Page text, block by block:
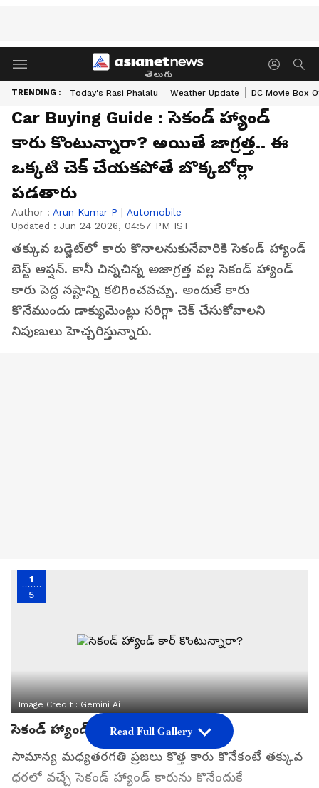
తెలుగు
TRENDING : Today's Rasi Phalalu Weather Update DC Movie Box
Car Buying Guide : సెకండ్ హ్యాండ్
కారు కొంటున్నారా? అయితే జాగ్రత్త.. ఈ
ఒక్కటి చెక్ చేయకపోతే బొక్కబోర్లా
పడతారు
Author : Arun Kumar P | Automobile
Updated : Jun 24 2026, 04:57 PM IST
తక్కువ బడ్జెట్‌లో కారు కొనాలనుకునేవారికి సెకండ్ హ్యాండ్
బెస్ట్ ఆప్షన్. కానీ చిన్నచిన్న అజాగ్రత్త వల్ల సెకండ్ హ్యాండ్
కారు పెద్ద నష్టాన్ని కలిగించవచ్చు. అందుకే కారు
కొనేముందు డాక్యుమెంట్లు సరిగ్గా చెక్ చేసుకోవాలని
నిపుణులు హెచ్చరిస్తున్నారు.
1
5
Image Credit :Gemini Ai
సెకండ్ హ్యాండ్ కార్ కొంటున్నారా?
సామాన్య మధ్యతరగతి ప్రజలు కొత్త కారు కొనేకంటే తక్కువ
ధరలో వచ్చే సెకండ్ హ్యాండ్ కారును కొనేందుకే
Read Full Gallery